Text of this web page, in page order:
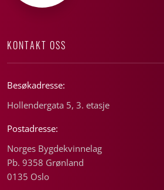
KONTAKT OSS
Besøkadresse:
Hollendergata 5, 3. etasje
Postadresse:
Norges Bygdekvinnelag
Pb. 9358 Grønland
0135 Oslo